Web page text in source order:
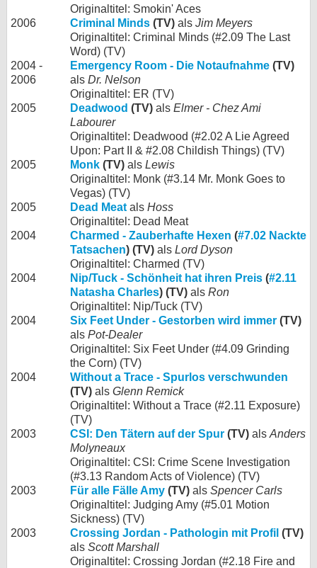
Originaltitel: Smokin' Aces
2006
Criminal Minds (TV) als Jim Meyers
Originaltitel: Criminal Minds (#2.09 The Last
Word) (TV)
2004 -
2006
Emergency Room - Die Notaufnahme (TV)
als Dr. Nelson
Originaltitel: ER (TV)
2005
Deadwood (TV) als Elmer - Chez Ami
Labourer
Originaltitel: Deadwood (#2.02 A Lie Agreed
Upon: Part II & #2.08 Childish Things) (TV)
2005
Monk (TV) als Lewis
Originaltitel: Monk (#3.14 Mr. Monk Goes to
Vegas) (TV)
2005
Dead Meat als Hoss
Originaltitel: Dead Meat
2004
Charmed - Zauberhafte Hexen (#7.02 Nackte
Tatsachen) (TV) als Lord Dyson
Originaltitel: Charmed (TV)
2004
Nip/Tuck - Schönheit hat ihren Preis (#2.11
Natasha Charles) (TV) als Ron
Originaltitel: Nip/Tuck (TV)
2004
Six Feet Under - Gestorben wird immer (TV)
als Pot-Dealer
Originaltitel: Six Feet Under (#4.09 Grinding
the Corn) (TV)
2004
Without a Trace - Spurlos verschwunden
(TV) als Glenn Remick
Originaltitel: Without a Trace (#2.11 Exposure)
(TV)
2003
CSI: Den Tätern auf der Spur (TV) als Anders
Molyneaux
Originaltitel: CSI: Crime Scene Investigation
(#3.13 Random Acts of Violence) (TV)
2003
Für alle Fälle Amy (TV) als Spencer Carls
Originaltitel: Judging Amy (#5.01 Motion
Sickness) (TV)
2003
Crossing Jordan - Pathologin mit Profil (TV)
als Scott Marshall
Originaltitel: Crossing Jordan (#2.18 Fire and